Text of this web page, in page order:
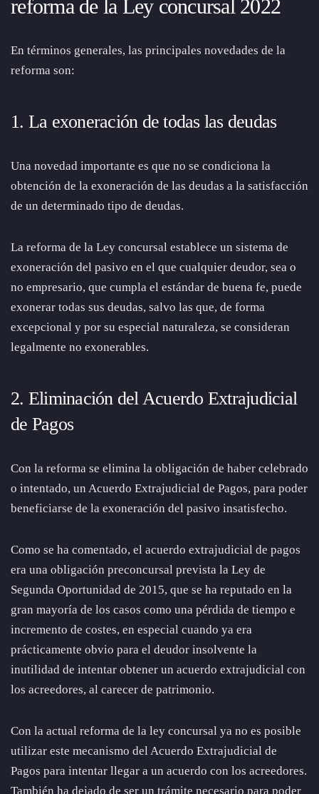
reforma de la Ley concursal 2022
En términos generales, las principales novedades de la
reforma son:
1. La exoneración de todas las deudas
Una novedad importante es que no se condiciona la
obtención de la exoneración de las deudas a la satisfacción
de un determinado tipo de deudas.
La reforma de la Ley concursal establece un sistema de
exoneración del pasivo en el que cualquier deudor, sea o
no empresario, que cumpla el estándar de buena fe, puede
exonerar todas sus deudas, salvo las que, de forma
excepcional y por su especial naturaleza, se consideran
legalmente no exonerables.
2. Eliminación del Acuerdo Extrajudicial
de Pagos
Con la reforma se elimina la obligación de haber celebrado
o intentado, un Acuerdo Extrajudicial de Pagos, para poder
beneficiarse de la exoneración del pasivo insatisfecho.
Como se ha comentado, el acuerdo extrajudicial de pagos
era una obligación preconcursal prevista la Ley de
Segunda Oportunidad de 2015, que se ha reputado en la
gran mayoría de los casos como una pérdida de tiempo e
incremento de costes, en especial cuando ya era
prácticamente obvio para el deudor insolvente la
inutilidad de intentar obtener un acuerdo extrajudicial con
los acreedores, al carecer de patrimonio.
Con la actual reforma de la ley concursal ya no es posible
utilizar este mecanismo del Acuerdo Extrajudicial de
Pagos para intentar llegar a un acuerdo con los acreedores.
También ha dejado de ser un trámite necesario para poder